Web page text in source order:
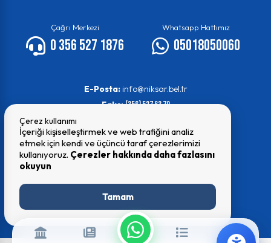
Çağrı Merkezi
0 356 527 1876
Whatsapp Hattımız
05018050060
E-Posta: info@niksar.bel.tr
Faks:(356) 527 63 70
Niksar Belediyesi
Çerez kullanımı
İçeriği kişiselleştirmek ve web trafiğini analiz
etmek için kendi ve üçüncü taraf çerezlerimizi
kullanıyoruz. Çerezler hakkında daha fazlasını
okuyun
Tamam